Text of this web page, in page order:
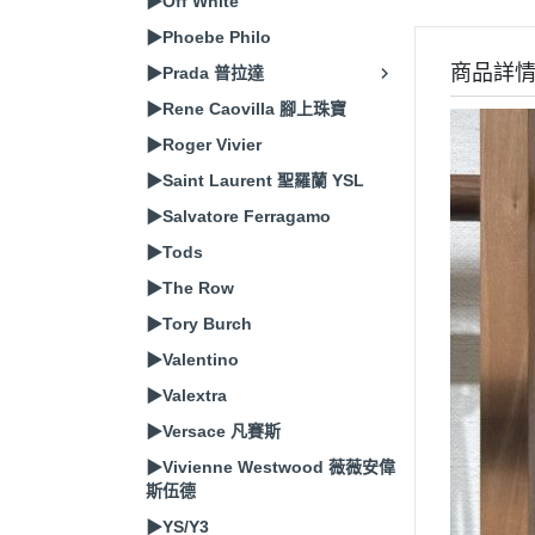
▶Phoebe Philo
▶Prada 普拉達
▶Rene Caovilla 腳上珠寶
▶Roger Vivier
▶Saint Laurent 聖羅蘭 YSL
▶Salvatore Ferragamo
▶Tods
▶The Row
▶Tory Burch
▶Valentino
▶Valextra
▶Versace 凡賽斯
▶Vivienne Westwood 薇薇安偉
斯伍德
▶YS/Y3
商品詳情